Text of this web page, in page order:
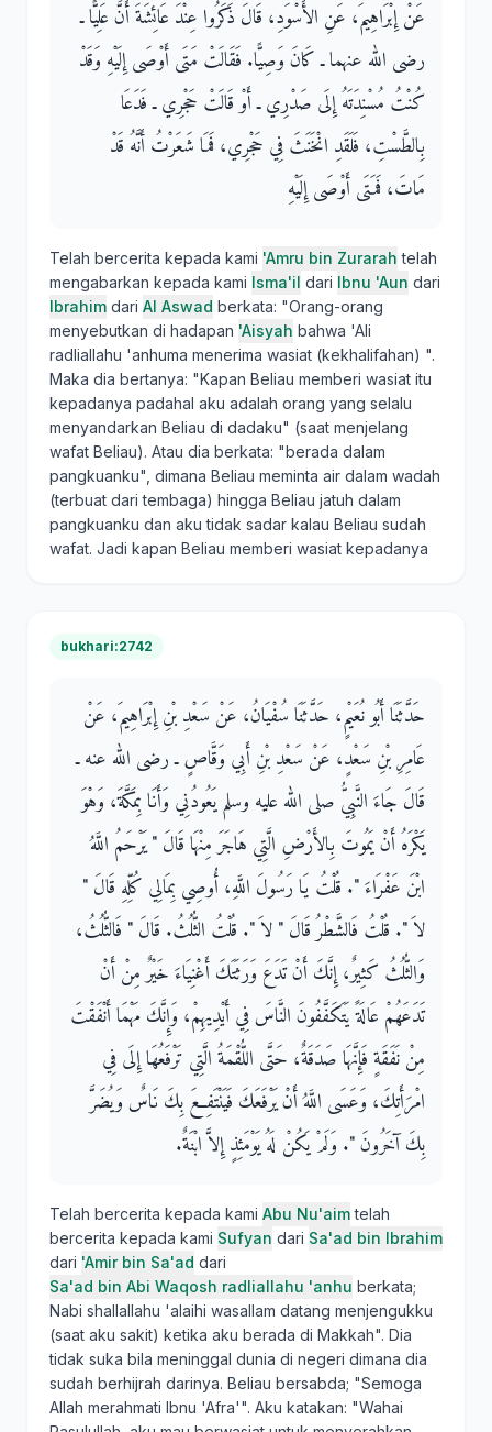
عَنْ إِبْرَاهِيمَ، عَنِ الأَسْوَدِ، قَالَ ذَكَرُوا عِنْدَ عَائِشَةَ أَنَّ عَلِيًّا ـ
رضى الله عنهما ـ كَانَ وَصِيًّا‏.‏ فَقَالَتْ مَتَى أَوْصَى إِلَيْهِ وَقَدْ
كُنْتُ مُسْنِدَتَهُ إِلَى صَدْرِي ـ أَوْ قَالَتْ حَجْرِي ـ فَدَعَا
بِالطَّسْتِ، فَلَقَدِ انْخَنَثَ فِي حَجْرِي، فَمَا شَعَرْتُ أَنَّهُ قَدْ
مَاتَ، فَمَتَى أَوْصَى إِلَيْهِ
Telah bercerita kepada kami 'Amru bin Zurarah telah
mengabarkan kepada kami Isma'il dari Ibnu 'Aun dari
Ibrahim dari Al Aswad berkata: "Orang-orang
menyebutkan di hadapan 'Aisyah bahwa 'Ali
radliallahu 'anhuma menerima wasiat (kekhalifahan) ".
Maka dia bertanya: "Kapan Beliau memberi wasiat itu
kepadanya padahal aku adalah orang yang selalu
menyandarkan Beliau di dadaku" (saat menjelang
wafat Beliau). Atau dia berkata: "berada dalam
pangkuanku", dimana Beliau meminta air dalam wadah
(terbuat dari tembaga) hingga Beliau jatuh dalam
pangkuanku dan aku tidak sadar kalau Beliau sudah
wafat. Jadi kapan Beliau memberi wasiat kepadanya
bukhari:2742
حَدَّثَنَا أَبُو نُعَيْمٍ، حَدَّثَنَا سُفْيَانُ، عَنْ سَعْدِ بْنِ إِبْرَاهِيمَ، عَنْ
عَامِرِ بْنِ سَعْدٍ، عَنْ سَعْدِ بْنِ أَبِي وَقَّاصٍ ـ رضى الله عنه ـ
قَالَ جَاءَ النَّبِيُّ صلى الله عليه وسلم يَعُودُنِي وَأَنَا بِمَكَّةَ، وَهْوَ
يَكْرَهُ أَنْ يَمُوتَ بِالأَرْضِ الَّتِي هَاجَرَ مِنْهَا قَالَ ‏"‏ يَرْحَمُ اللَّهُ
ابْنَ عَفْرَاءَ ‏"‏‏.‏ قُلْتُ يَا رَسُولَ اللَّهِ، أُوصِي بِمَالِي كُلِّهِ قَالَ ‏"‏
لاَ ‏"‏‏.‏ قُلْتُ فَالشَّطْرُ قَالَ ‏"‏ لاَ ‏"‏‏.‏ قُلْتُ الثُّلُثُ‏.‏ قَالَ ‏"‏ فَالثُّلُثُ،
وَالثُّلُثُ كَثِيرٌ، إِنَّكَ أَنْ تَدَعَ وَرَثَتَكَ أَغْنِيَاءَ خَيْرٌ مِنْ أَنْ
تَدَعَهُمْ عَالَةً يَتَكَفَّفُونَ النَّاسَ فِي أَيْدِيهِمْ، وَإِنَّكَ مَهْمَا أَنْفَقْتَ
مِنْ نَفَقَةٍ فَإِنَّهَا صَدَقَةٌ، حَتَّى اللُّقْمَةُ الَّتِي تَرْفَعُهَا إِلَى فِي
امْرَأَتِكَ، وَعَسَى اللَّهُ أَنْ يَرْفَعَكَ فَيَنْتَفِعَ بِكَ نَاسٌ وَيُضَرَّ
بِكَ آخَرُونَ ‏"‏‏.‏ وَلَمْ يَكُنْ لَهُ يَوْمَئِذٍ إِلاَّ ابْنَةٌ‏.‏
Telah bercerita kepada kami Abu Nu'aimtelah
bercerita kepada kami Sufyan dari Sa'ad bin Ibrahim
dari 'Amir bin Sa'ad dari
Sa'ad bin Abi Waqosh radliallahu 'anhu berkata;
Nabi shallallahu 'alaihi wasallam datang menjengukku
(saat aku sakit) ketika aku berada di Makkah". Dia
tidak suka bila meninggal dunia di negeri dimana dia
sudah berhijrah darinya. Beliau bersabda; "Semoga
Allah merahmati Ibnu 'Afra'". Aku katakan: "Wahai